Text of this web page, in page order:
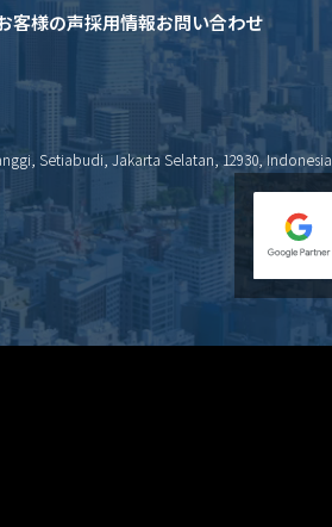
客様の声採用情報お問い合わせ
Setiabudi, Jakarta Selatan, 12930, Indonesia